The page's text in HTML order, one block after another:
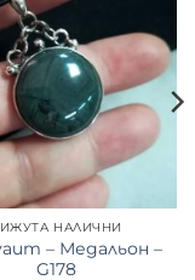
НАЛИЧНИ
– Медальон –
G178